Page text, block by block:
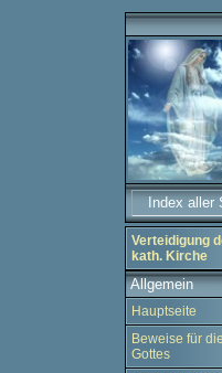
Index aller
Verteidigung
kath. Kirche
Allgemein
Hauptseite
Beweise für
Gottes